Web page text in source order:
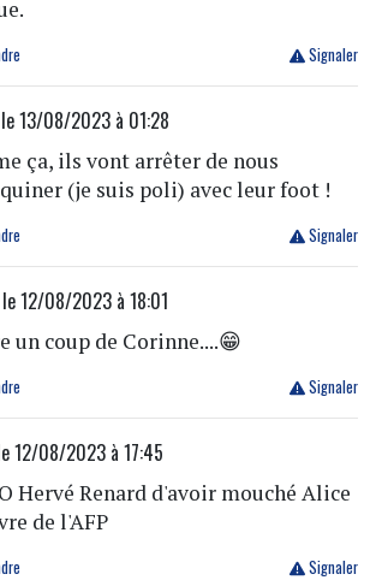
Signaler
13/08/2023 à 01:28
ça, ils vont arrêter de nous
(je suis poli) avec leur foot !
Signaler
le 12/08/2023 à 18:01
un coup de Corinne....😁
Signaler
12/08/2023 à 17:45
Hervé Renard d'avoir mouché Alice
de l'AFP
Signaler